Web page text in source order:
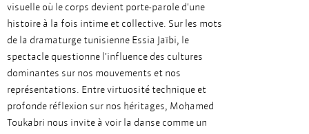
visuelle où le corps devient porte-parole d'une
histoire à la fois intime et collective. Sur les mots
de la dramaturge tunisienne Essia Jaïbi, le
spectacle questionne l'influence des cultures
dominantes sur nos mouvements et nos
représentations. Entre virtuosité technique et
profonde réflexion sur nos héritages, Mohamed
Toukabri nous invite à voir la danse comme un